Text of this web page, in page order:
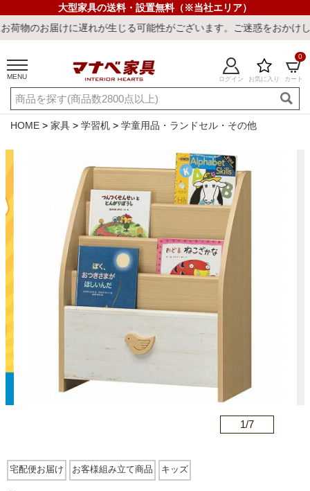
大型家具の送料・設置無料（※当社エリア）
遅れが生じる可能性がございます。ご迷惑をおかけしまして誠に
MENU ログイン お気に入り カート
0
ご利用ガイド 新規会員登録
店舗一覧 閲覧履歴
キーワード・商品番号で探す
冷感ラグ 冷感寝具 ワークデスク
HOME 家具 学習机 学童用品・ランドセル・その他
1/7
宅配便お届け お客様組み立て商品 キッズ